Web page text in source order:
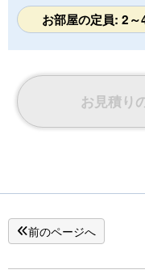
お部屋の定員: 2～
お見積り
前のページへ